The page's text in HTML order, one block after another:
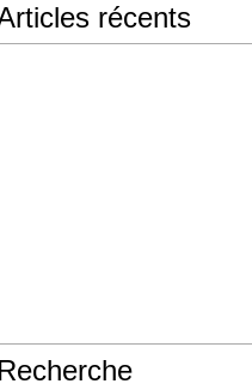
récents
Recherche